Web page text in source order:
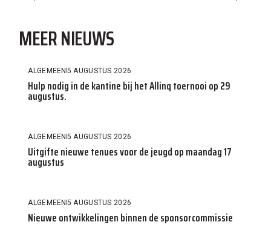
MEER NIEUWS
ALGEMEEN5 AUGUSTUS 2026
Hulp nodig in de kantine bij het Allinq toernooi op 29
augustus.
ALGEMEEN5 AUGUSTUS 2026
Uitgifte nieuwe tenues voor de jeugd op maandag 17
augustus
ALGEMEEN5 AUGUSTUS 2026
Nieuwe ontwikkelingen binnen de sponsorcommissie